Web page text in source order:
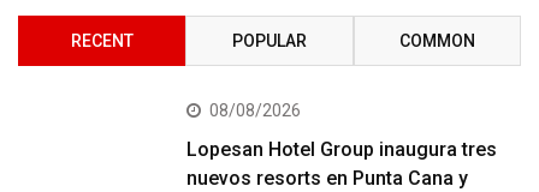
RECENT POPULAR COMMON
08/08/2026
Lopesan Hotel Group inaugura tres
nuevos resorts en Punta Cana y